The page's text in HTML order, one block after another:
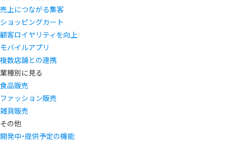
売上につながる集客
ショッピングカート
顧客ロイヤリティを向上
モバイルアプリ
複数店舗との連携
業種別に見る
食品販売
ファッション販売
雑貨販売
その他
開発中・提供予定の機能